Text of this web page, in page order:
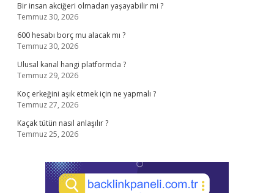
Bir insan akciğeri olmadan yaşayabilir mi ?
Temmuz 30, 2026
600 hesabı borç mu alacak mı ?
Temmuz 30, 2026
Ulusal kanal hangi platformda ?
Temmuz 29, 2026
Koç erkeğini aşık etmek için ne yapmalı ?
Temmuz 27, 2026
Kaçak tütün nasıl anlaşılır ?
Temmuz 25, 2026